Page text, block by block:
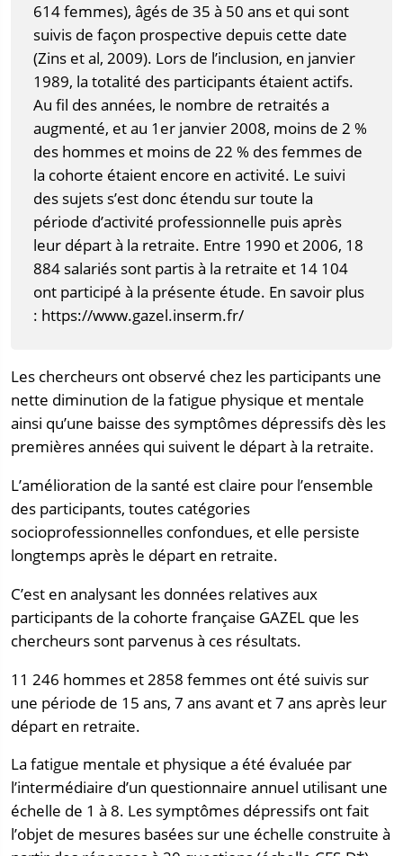
614 femmes), âgés de 35 à 50 ans et qui sont
suivis de façon prospective depuis cette date
(Zins et al, 2009). Lors de l’inclusion, en janvier
1989, la totalité des participants étaient actifs.
Au fil des années, le nombre de retraités a
augmenté, et au 1er janvier 2008, moins de 2 %
des hommes et moins de 22 % des femmes de
la cohorte étaient encore en activité. Le suivi
des sujets s’est donc étendu sur toute la
période d’activité professionnelle puis après
leur départ à la retraite. Entre 1990 et 2006, 18
884 salariés sont partis à la retraite et 14 104
ont participé à la présente étude. En savoir plus
: https://www.gazel.inserm.fr/
Les chercheurs ont observé chez les participants une
nette diminution de la fatigue physique et mentale
ainsi qu’une baisse des symptômes dépressifs dès les
premières années qui suivent le départ à la retraite.
L’amélioration de la santé est claire pour l’ensemble
des participants, toutes catégories
socioprofessionnelles confondues, et elle persiste
longtemps après le départ en retraite.
C’est en analysant les données relatives aux
participants de la cohorte française GAZEL que les
chercheurs sont parvenus à ces résultats.
11 246 hommes et 2858 femmes ont été suivis sur
une période de 15 ans, 7 ans avant et 7 ans après leur
départ en retraite.
La fatigue mentale et physique a été évaluée par
l’intermédiaire d’un questionnaire annuel utilisant une
échelle de 1 à 8. Les symptômes dépressifs ont fait
l’objet de mesures basées sur une échelle construite à